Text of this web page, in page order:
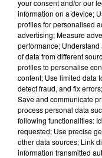
revisitant au détail
d’enseignement
lieux ; les
méthodes
doivent être
adaptée des
Téléchargez
sur
et
your consent and/or our
information on a device;
profiles for personalised
advertising; Measure
performance;
of data from different
profiles to personalise
content; Use limited data
detect fraud, and fix
Save and communicate
process personal data
following functionalities:
requested; Use precise
other data sources; Link
information transmitted